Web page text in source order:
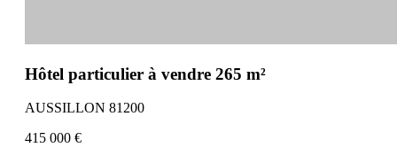
Hôtel particulier à vendre 265 m²
AUSSILLON 81200
415 000 €